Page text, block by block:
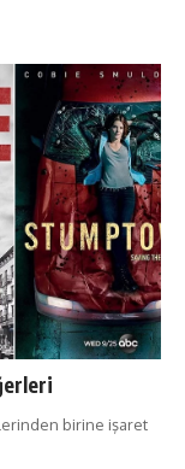
birine işaret